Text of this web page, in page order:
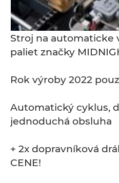
Stroj na automaticke
paliet značky
Rok výroby 2022
Automatický cyklus,
jednoduchá obsluha
+ 2x dopravníková
CENE!